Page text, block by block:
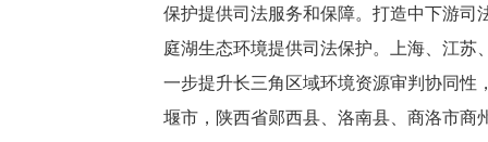
保护提供司法服务和保障。打造中下游司
庭湖生态环境提供司法保护。上海、江
一步提升长三角区域环境资源审判协同性
堰市，陕西省郧西县、洛南县、商洛市商